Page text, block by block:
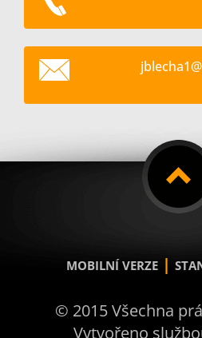
jblecha1
MOBILNÍ VERZE |
© 2015 Všechna
Vytvořeno